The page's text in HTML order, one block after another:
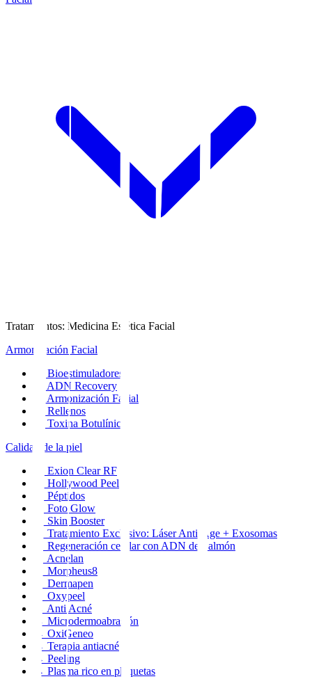
Tratamientos: Medicina Estética Facial
Armonización Facial
Bioestimuladores
ADN Recovery
Armonización Facial
Rellenos
Toxina Botulínica
Calidad de la piel
Exion Clear RF
Hollywood Peel
Péptidos
Foto Glow
Skin Booster
Tratamiento Exclusivo: Láser Anti-Age + Exosomas
Regeneración celular con ADN de Salmón
Acnelan
Morpheus8
Dermapen
Oxypeel
Anti Acné
→ Microdermoabrasión
→ OxiGeneo
→ Terapia antiacné
→ Peeling
→ Plasma rico en plaquetas